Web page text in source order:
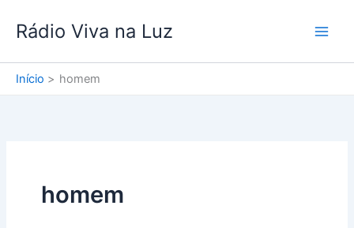
para
conteúdo
Rádio Viva na Luz
Início homem
homem